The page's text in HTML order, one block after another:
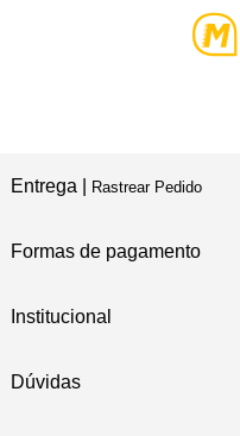
Entrega | Rastrear Pedido
Formas de pagamento
Institucional
Dúvidas